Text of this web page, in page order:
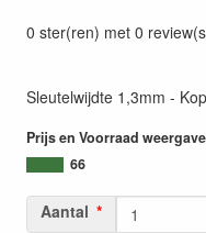
0 ster(ren) met 0
Sleutelwijdte 1,3mm -
Prijs en Voorraad
66
Aantal